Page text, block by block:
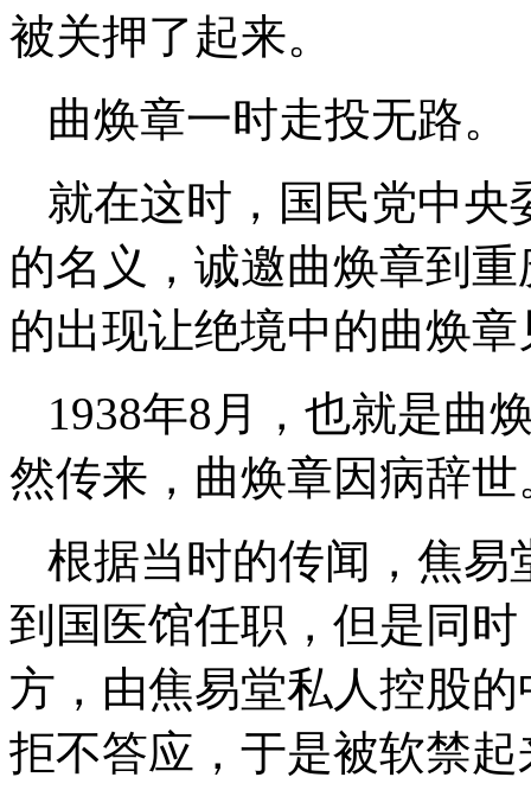
被关押了起来。
曲焕章一时走投无路。
就在这时，国民党中央
的名义，诚邀曲焕章到
的出现让绝境中的曲焕
1938年8月，也就是曲
然传来，曲焕章因病辞世
根据当时的传闻，焦易
到国医馆任职，但是同
方，由焦易堂私人控股
拒不答应，于是被软禁